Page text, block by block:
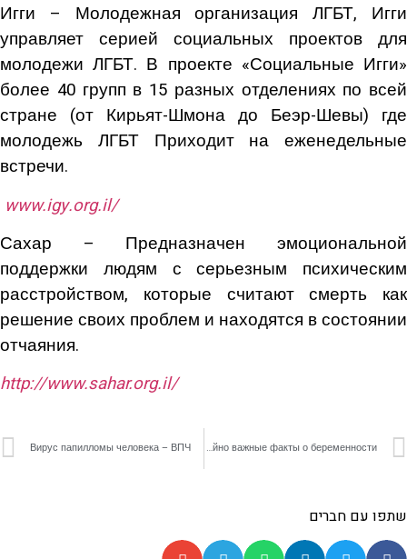
Игги – Молодежная организация ЛГБТ, Игги
управляет серией социальных проектов для
молодежи ЛГБТ. В проекте «Социальные Игги»
более 40 групп в 15 разных отделениях по всей
стране (от Кирьят-Шмона до Беэр-Шевы) где
молодежь ЛГБТ Приходит на еженедельные
встречи.
www.igy.org.il/
Сахар – Предназначен эмоциональной
поддержки людям с серьезным психическим
расстройством, которые считают смерть как
решение своих проблем и находятся в состоянии
отчаяния.
http://www.sahar.org.il/
Чрезвычайно важные факты о беременности
Вирус папилломы человека – ВПЧ
שתפו עם חברים